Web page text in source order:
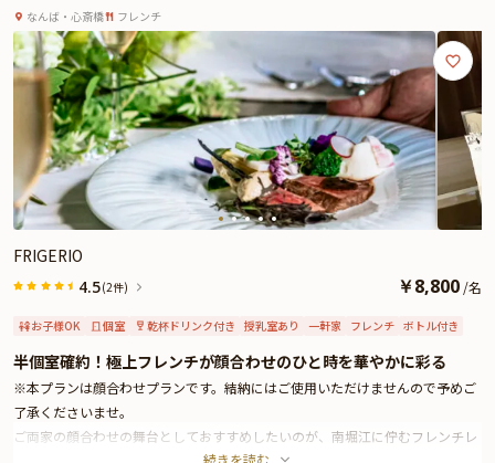
くある質問」もご覧ください。
「龍宮館」の懐かしい趣と心温まるおもてなしで、大切なご家族と特別なひと
ときをお過ごしください。
を結ぶ
なんば・心斎橋 フレンチ
FRIGERIO
4.5(2件) ￥8,800 /名
お子様OK 個室 乾杯ドリンク付き 授乳室あり 一軒家 フレンチ ボトル付き
半個室確約！極上フレンチが顔合わせのひと時を華やかに彩る
※本プランは顔合わせプランです。結納にはご使用いただけませんので予めご
了承くださいませ。
ご両家の顔合わせの舞台としておすすめしたいのが、南堀江に佇むフレンチレ
続きを読む